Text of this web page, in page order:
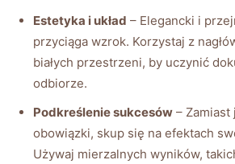
Estetyka i układ – Elegancki i
przyciąga wzrok. Korzystaj z
białych przestrzeni, by uczynić
odbiorze.
Podkreślenie sukcesów –
obowiązki, skup się na efektach
Używaj mierzalnych wyników,